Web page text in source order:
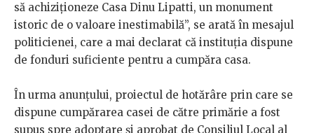
să achiziționeze Casa Dinu Lipatti, un monument
istoric de o valoare inestimabilă”, se arată în mesajul
politicienei, care a mai declarat că instituția dispune
de fonduri suficiente pentru a cumpăra casa.
În urma anunțului, proiectul de hotărâre prin care se
dispune cumpărarea casei de către primărie a fost
supus spre adoptare și aprobat de Consiliul Local al